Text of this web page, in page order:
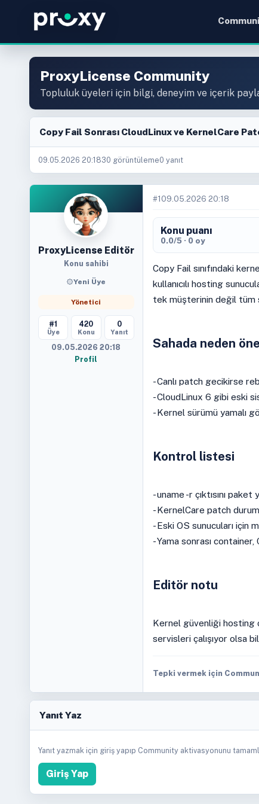
ProxyLicense Community
Topluluk üyeleri için bilgi, deneyim ve içerik
Copy Fail Sonrası CloudLinux ve KernelCare
09.05.2026 20:1830 görüntüleme0 yanıt
ProxyLicense Editör
Konu sahibi
Yeni Üye
Yönetici
#1
Üye
420
Konu
0
Yanıt
09.05.2026 20:18
Profil
#1 09.05.2026 20:18
Konu puanı
0.0/5 · 0 oy
Copy Fail sınıfındaki
kullanıcılı hosting
tek müşterinin değil tüm
Sahada neden
- Canlı patch gecikirse
- CloudLinux 6 gibi eski
- Kernel sürümü yamalı
Kontrol listesi
- uname -r çıktısını
- KernelCare patch
- Eski OS sunucuları için
- Yama sonrası container,
Editör notu
Kernel güvenliği hosting
servisleri çalışıyor olsa
Tepki vermek için
Yanıt Yaz
Yanıt yazmak için giriş yapıp Community aktivasyonunu
Giriş Yap